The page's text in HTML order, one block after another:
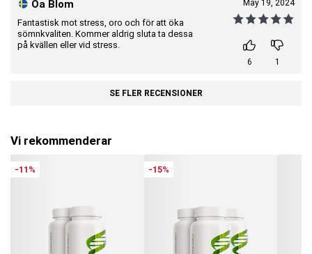
Oa Blom
Fantastisk mot stress, oro och för att öka
sömnkvaliten. Kommer aldrig sluta ta dessa
på kvällen eller vid stress.
May 19, 2024
6 1
SE FLER RECENSIONER
Vi rekommenderar
-11% -15%